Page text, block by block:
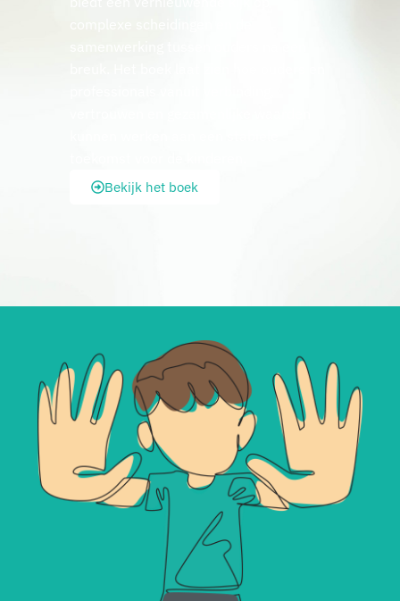
Bekijk het boek